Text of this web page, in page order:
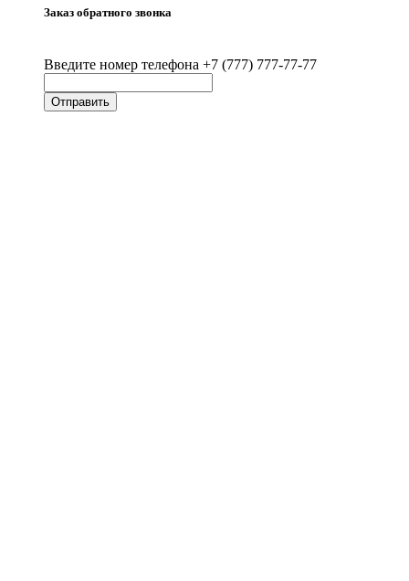
Заказ обратного звонка
Введите номер телефона +7 (777) 777-77-77
Отправить